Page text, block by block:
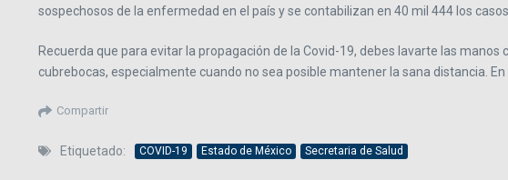
sospechosos de la enfermedad en el país y se contabilizan en 40 mil 444 los
Recuerda que para evitar la propagación de la Covid-19, debes lavarte las
cubrebocas, especialmente cuando no sea posible mantener la sana distancia.
Compartir
Etiquetado: COVID-19 Estado de México Secretaria de Salud